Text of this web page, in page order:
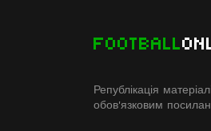
FOOTBALL
Републікація
обов'язковим